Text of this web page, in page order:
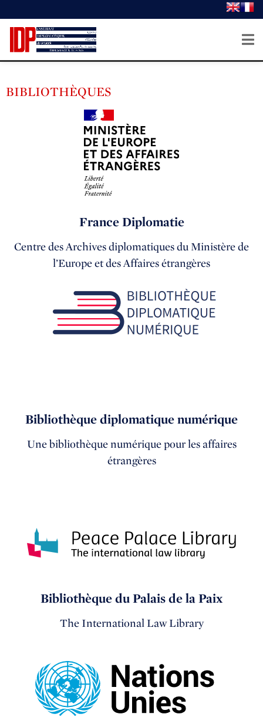
BIBLIOTHÈQUES
France Diplomatie
Centre des Archives diplomatiques du Ministère de
l’Europe et des Affaires étrangères
Bibliothèque diplomatique numérique
Une bibliothèque numérique pour les affaires
étrangères
Bibliothèque du Palais de la Paix
The International Law Library